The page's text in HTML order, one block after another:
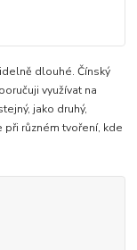
dlouhé. Čínský
využívat na
jako druhý,
při různém tvoření, kde